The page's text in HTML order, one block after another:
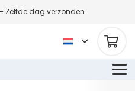
Zelfde dag verzonden